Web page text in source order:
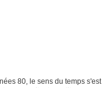
80, le sens du temps s'est